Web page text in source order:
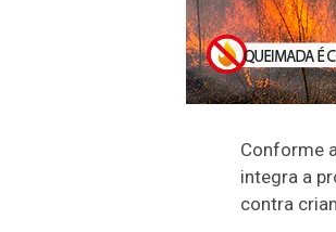
Conforme
integra a
contra